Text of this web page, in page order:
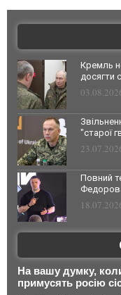
Кремль
досягти
"старої
Повний
На вашу думку, коли
примусять росію